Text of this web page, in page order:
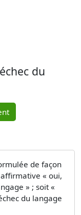
du
de façon
« oui,
» ; soit «
du langage